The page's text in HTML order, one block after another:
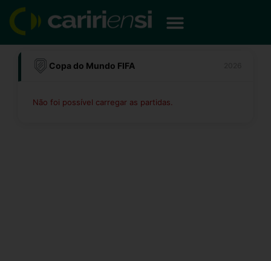
para
conteúdo
Copa do Mundo FIFA
Não foi possível carregar as partidas.